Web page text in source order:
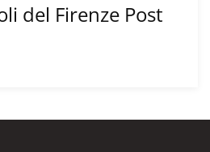
del Firenze Post